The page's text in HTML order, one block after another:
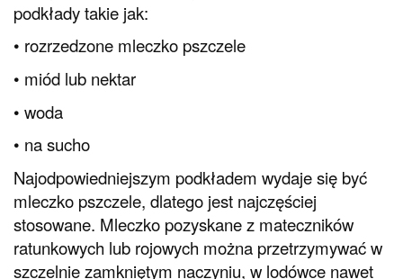
podkłady takie jak:
• rozrzedzone mleczko pszczele
• miód lub nektar
• woda
• na sucho
Najodpowiedniejszym podkładem wydaje się być
mleczko pszczele, dlatego jest najczęściej
stosowane. Mleczko pozyskane z mateczników
ratunkowych lub rojowych można przetrzymywać w
szczelnie zamkniętym naczyniu, w lodówce nawet